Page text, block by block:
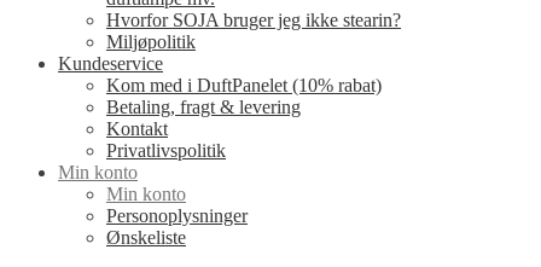
Hvorfor SOJA bruger jeg ikke stearin?
Miljøpolitik
Kundeservice
Kom med i DuftPanelet (10% rabat)
Betaling, fragt & levering
Kontakt
Privatlivspolitik
Min konto
Min konto
Personoplysninger
Ønskeliste